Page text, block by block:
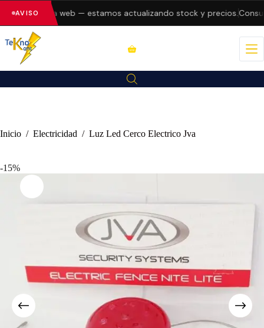
AVISOen la web — estamos actualizando stock y precios.
Inicio / Electricidad / Luz Led Cerco Electrico Jva
-15%